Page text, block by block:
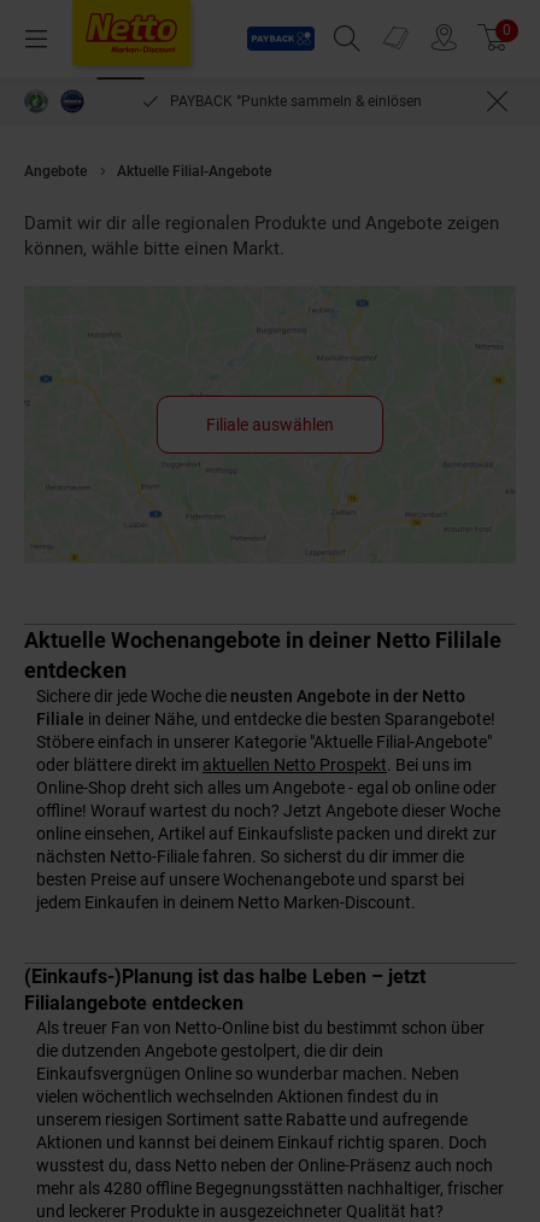
Menü
Payback
Suchfeld einblenden
Prospekte 0
PAYBACK °Punkte sammeln & einlösen
Angebote Aktuelle Filial-Angebote
Damit wir dir alle regionalen Produkte und Angebote zeigen
können, wähle bitte einen Markt.
Filiale auswählen
Aktuelle Wochenangebote in deiner Netto Fililale
entdecken
Sichere dir jede Woche die neusten Angebote in der Netto
Filiale in deiner Nähe, und entdecke die besten Sparangebote!
Stöbere einfach in unserer Kategorie "Aktuelle Filial-Angebote"
oder blättere direkt im aktuellen Netto Prospekt . Bei uns im
Online-Shop dreht sich alles um Angebote - egal ob online oder
offline! Worauf wartest du noch? Jetzt Angebote dieser Woche
online einsehen, Artikel auf Einkaufsliste packen und direkt zur
nächsten Netto-Filiale fahren. So sicherst du dir immer die
besten Preise auf unsere Wochenangebote und sparst bei
jedem Einkaufen in deinem Netto Marken-Discount.
(Einkaufs-)Planung ist das halbe Leben – jetzt
Filialangebote entdecken
Als treuer Fan von Netto-Online bist du bestimmt schon über
die dutzenden Angebote gestolpert, die dir dein
Einkaufsvergnügen Online so wunderbar machen. Neben
vielen wöchentlich wechselnden Aktionen findest du in
unserem riesigen Sortiment satte Rabatte und aufregende
Aktionen und kannst bei deinem Einkauf richtig sparen. Doch
wusstest du, dass Netto neben der Online-Präsenz auch noch
mehr als 4280 offline Begegnungsstätten nachhaltiger, frischer
und leckerer Produkte in ausgezeichneter Qualität hat?